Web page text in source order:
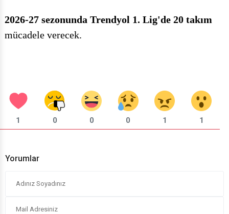
2026-27 sezonunda Trendyol 1. Lig'de 20 takım
mücadele verecek.
1 0 0 0 1 1
Yorumlar